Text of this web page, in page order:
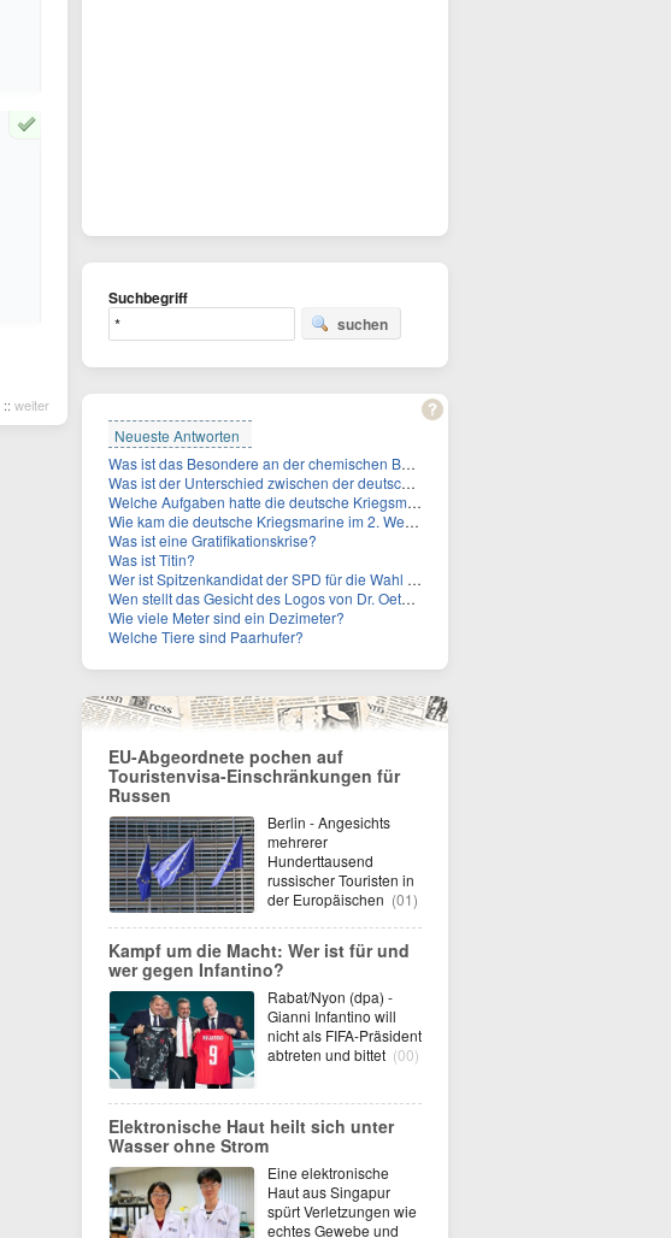
:: weiter
Suchbegriff
suchen
Neueste Antworten
Was ist das Besondere an der chemischen Bezeichnung für Titin?
Was ist der Unterschied zwischen der deutschen Kriegsmarine im 2. Weltkrieg und der Naziflotte?
Welche Aufgaben hatte die deutsche Kriegsmarine im 2. Weltkrieg im Schwarzen Meer?
Wie kam die deutsche Kriegsmarine im 2. Weltkrieg ins Schwarze Meer?
Was ist eine Gratifikationskrise?
Was ist Titin?
Wer ist Spitzenkandidat der SPD für die Wahl zum Berliner Abgeordnetenhaus im September 2026?
Wen stellt das Gesicht des Logos von Dr. Oetker dar?
Wie viele Meter sind ein Dezimeter?
Welche Tiere sind Paarhufer?
EU-Abgeordnete pochen auf
Touristenvisa-Einschränkungen für
Russen
Berlin - Angesichts
mehrerer
Hunderttausend
russischer Touristen in
der Europäischen (01)
Kampf um die Macht: Wer ist für und
wer gegen Infantino?
Rabat/Nyon (dpa) -
Gianni Infantino will
nicht als FIFA-Präsident
abtreten und bittet (00)
Elektronische Haut heilt sich unter
Wasser ohne Strom
Eine elektronische
Haut aus Singapur
spürt Verletzungen wie
echtes Gewebe und